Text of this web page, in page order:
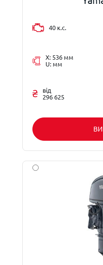
40 к.с.
X: 536 мм
U: мм
від
296 625